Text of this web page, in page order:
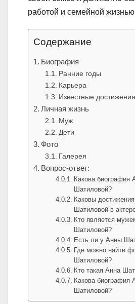
работой и семейной
Содержание
Биография
Ранние годы
Карьера
Известные достижения
Личная жизнь
Муж
Дети
Фото
Галерея
Вопрос-ответ:
Какова биография
Шатиловой?
Каковы
Шатиловой в
Кто является
Шатиловой?
Есть ли у Анны
Где можно найти
Шатиловой?
Кто такая Анна
Какова биография
Шатиловой?